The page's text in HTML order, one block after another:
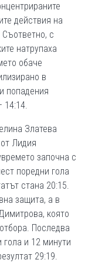
действия на
Съответно, с
натрупаха
обаче
в
попадения
14:14.
Златева
Лидия
започна с
поредни гола
стана 20:15.
защита, а в
която
Последва
и 12 минути
29:19.